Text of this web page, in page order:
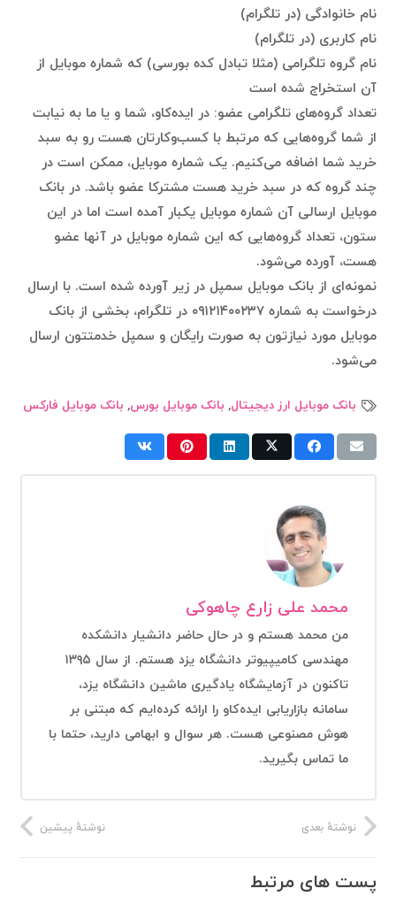
نام خانوادگی (در تلگرام)
نام کاربری (در تلگرام)
نام گروه تلگرامی (مثلا تبادل کده بورسی) که شماره موبایل از
آن استخراج شده است
تعداد گروه‌های تلگرامی عضو: در ایده‌کاو، شما و یا ما به نیابت
از شما گروه‌هایی که مرتبط با کسب‌وکارتان هست رو به سبد
خرید شما اضافه می‌کنیم. یک شماره موبایل، ممکن است در
چند گروه که در سبد خرید هست مشترکا عضو باشد. در بانک
موبایل ارسالی آن شماره موبایل یکبار آمده است اما در این
ستون،‌ تعداد گروه‌هایی که این شماره موبایل در آنها عضو
هست، آورده می‌شود.
نمونه‌ای از بانک موبایل سمپل در زیر آورده شده است. با ارسال
درخواست به شماره ۰۹۱۲۱۴۰۰۲۳۷ در تلگرام، بخشی از بانک
موبایل مورد نیازتون به صورت رایگان و سمپل خدمتتون ارسال
می‌شود.
بانک موبایل ارز دیجیتال, بانک موبایل بورس, بانک موبایل فارکس
محمد علی زارع چاهوکی
من محمد هستم و در حال حاضر دانشیار دانشکده
مهندسی کامیپیوتر دانشگاه یزد هستم. از سال ۱۳۹۵
تاکنون در آزمایشگاه یادگیری ماشین دانشگاه یزد،
سامانه بازاریابی ایده‌کاو را ارائه کرده‌ایم که مبتنی بر
هوش مصنوعی هست. هر سوال و ابهامی دارید، حتما با
ما تماس بگیرید.
نوشتهٔ پیشین نوشتهٔ بعدی
پست های مرتبط